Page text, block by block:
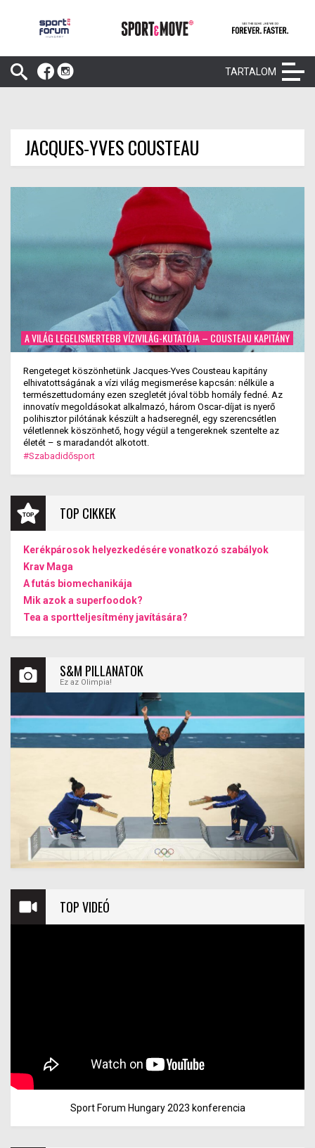
TARTALOM
JACQUES-YVES COUSTEAU
A VILÁG LEGELISMERTEBB VÍZIVILÁG-KUTATÓJA – COUSTEAU KAPITÁNY
Rengeteget köszönhetünk Jacques-Yves Cousteau kapitány
elhivatottságának a vízi világ megismerése kapcsán: nélküle a
természettudomány ezen szegletét jóval több homály fedné. Az
innovatív megoldásokat alkalmazó, három Oscar-díjat is nyerő
polihisztor pilótának készült a hadseregnél, egy szerencsétlen
véletlennek köszönhető, hogy végül a tengereknek szentelte az
életét – s maradandót alkotott.
#Szabadidősport
TOP CIKKEK
Kerékpárosok helyezkedésére vonatkozó szabályok
Krav Maga
A futás biomechanikája
Mik azok a superfoodok?
Tea a sportteljesítmény javítására?
S&M PILLANATOK
Ez az Olimpia!
TOP VIDEÓ
Sport Forum Hungary 2023 konferencia